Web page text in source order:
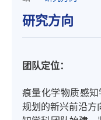
研究方向
团队定位：
痕量化学物质感知
规划的新兴前沿方